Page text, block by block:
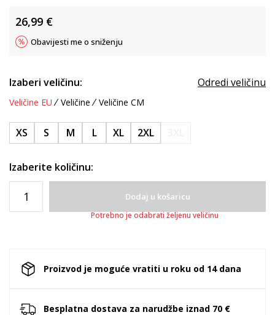
26,99 €
Obavijesti me o sniženju
Izaberi veličinu: Odredi veličinu
Veličine EU Veličine Veličine CM
XS S M L XL 2XL
Izaberite količinu:
Dodaj u košaricu
Potrebno je odabrati željenu veličinu
Proizvod je moguće vratiti u roku od 14 dana
Besplatna dostava za narudžbe iznad 70 €